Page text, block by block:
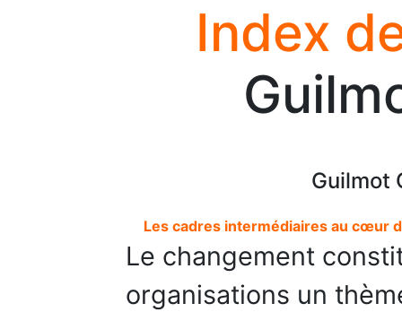
Index
Guilmot
Les cadres intermédiaires au cœur
Le changement
organisations un